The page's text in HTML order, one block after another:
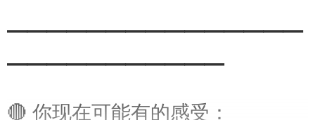
━━━━━━━━━━━━━━━
━━━━━━━━━━━
🔴 你现在可能有的感受：